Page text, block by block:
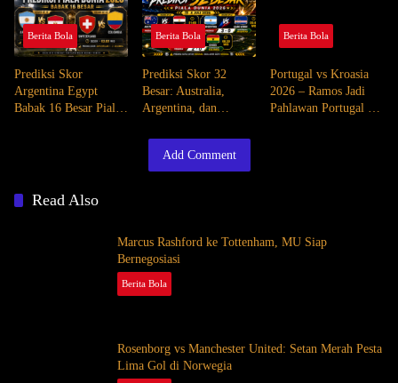
Berita Bola
Prediksi Skor
Argentina Egypt
Babak 16 Besar Piala
Berita Bola
Prediksi Skor 32
Besar: Australia,
Argentina, dan
2026
Berita Bola
Portugal vs Kroasia
2026 – Ramos Jadi
Pahlawan Portugal di
Add Comment
Read Also
Marcus Rashford ke Tottenham, MU Siap
Bernegosiasi
Berita Bola
Rosenborg vs Manchester United: Setan Merah Pesta
Lima Gol di Norwegia